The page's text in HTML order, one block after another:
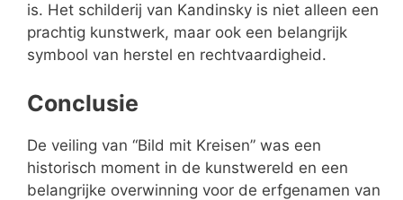
is. Het schilderij van Kandinsky is niet alleen een
prachtig kunstwerk, maar ook een belangrijk
symbool van herstel en rechtvaardigheid.
Conclusie
De veiling van “Bild mit Kreisen” was een
historisch moment in de kunstwereld en een
belangrijke overwinning voor de erfgenamen van